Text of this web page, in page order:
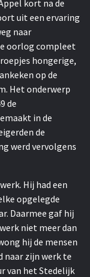
kort na de
uit een ervaring
naar
oorlog compleet
hongerige,
op de
Het onderwerp
de
in de
de
werd vervolgens
Hij had een
opgelegde
Daarmee gaf hij
niet meer dan
hij de mensen
naar zijn werk te
van het Stedelijk